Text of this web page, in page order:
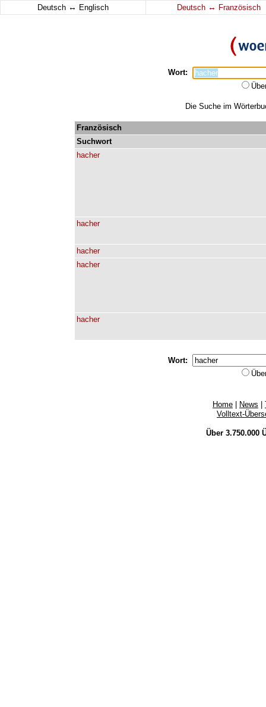
Deutsch ↔ Englisch Deutsch ↔ Französisch
Wort:
Die Suche im
Französisch
Suchwort
hacher
hacher
hacher
hacher
hacher
Wort:
Home News
Volltext-
Über 3.750.000